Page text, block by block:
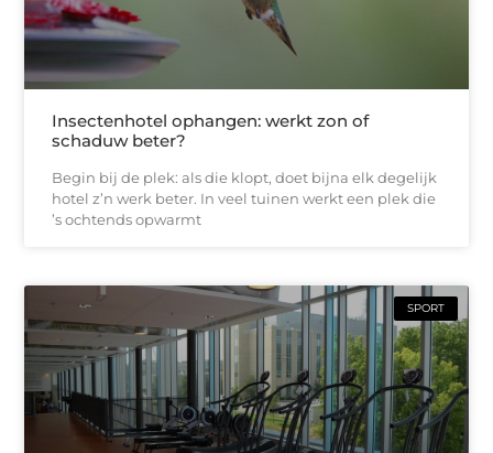
Insectenhotel ophangen: werkt zon of
schaduw beter?
Begin bij de plek: als die klopt, doet bijna elk degelijk
hotel z’n werk beter. In veel tuinen werkt een plek die
’s ochtends opwarmt
SPORT